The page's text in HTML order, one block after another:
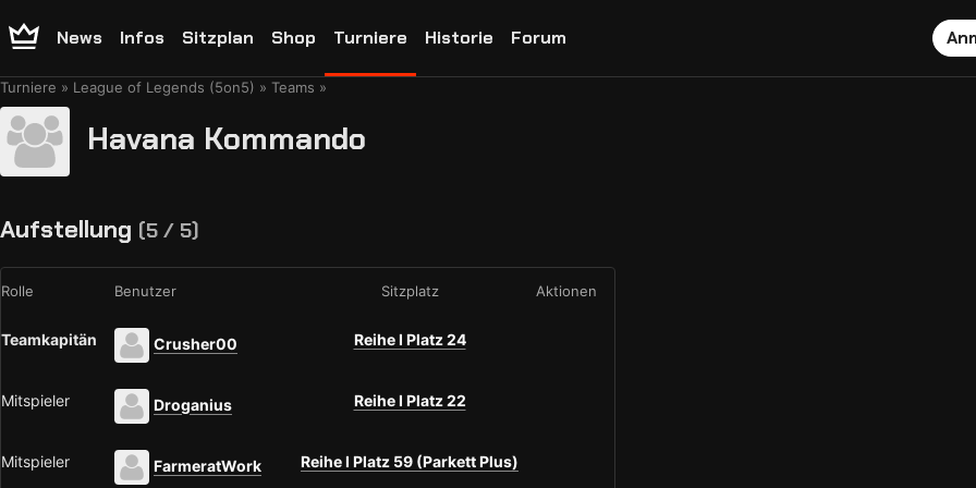
News Infos Sitzplan Shop Turniere Historie Forum
Turniere League of Legends (5on5) Teams
Havana Kommando
Aufstellung (5 / 5)
Rolle Benutzer Sitzplatz Aktionen
Teamkapitän Crusher00 Reihe I Platz 24
Mitspieler Droganius Reihe I Platz 22
Mitspieler FarmeratWork Reihe I Platz 59 (Parkett Plus)